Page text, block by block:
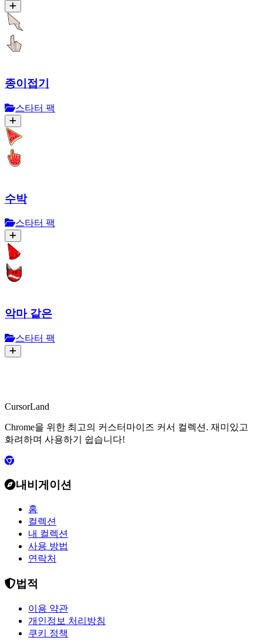
종이접기
스타터 팩
수박
스타터 팩
악마 같은
스타터 팩
CursorLand
Chrome을 위한 최고의 커스터마이즈 커서 컬렉션. 재미있고
화려하며 사용하기 쉽습니다!
내비게이션
홈
컬렉션
내 컬렉션
사용 방법
연락처
법적
이용 약관
개인정보 처리방침
쿠키 정책